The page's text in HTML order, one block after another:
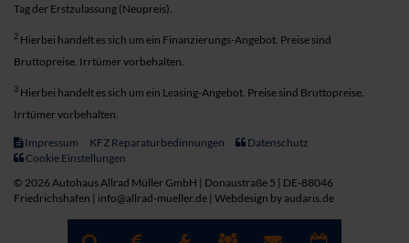
Tag der Erstzulassung (Neupreis).
2 Hierbei handelt es sich um ein Finanzierungs-Angebot. Preise sind
Bruttopreise. Irrtümer vorbehalten.
3 Hierbei handelt es sich um ein Leasing-Angebot. Preise sind Bruttopreise.
Irrtümer vorbehalten.
Impressum KFZ Reparaturbedinnungen
Datenschutz
Cookie Einstellungen
© 2026 Autohaus Allrad Müller GmbH | Donaustraße 5 | DE-88046
Friedrichshafen | info@allrad-mueller.de | Webdesign by audaris.de